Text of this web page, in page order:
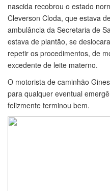
nascida recobrou o estado
Cleverson Cloda, que estava
ambulância da Secretaria de
estava de plantão, se
repetir os procedimentos, de
excedente de leite materno.
O motorista de caminhão
para qualquer eventual
felizmente terminou bem.